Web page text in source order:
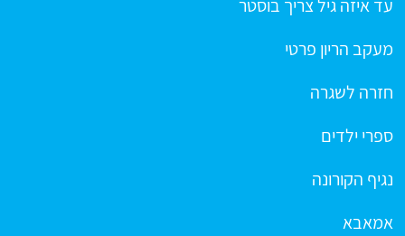
עד איזה גיל צריך בוסטר
מעקב הריון פרטי
חזרה לשגרה
ספרי ילדים
נגיף הקורונה
אמאבא